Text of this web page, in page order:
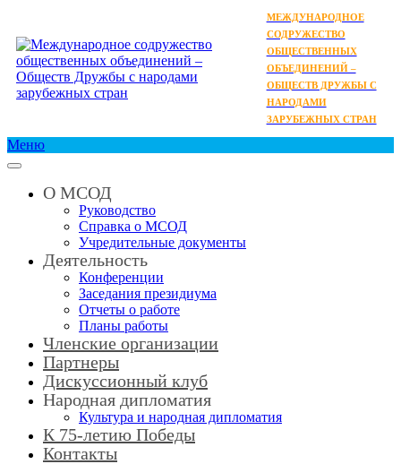
МЕЖДУНАРОДНОЕ
СОДРУЖЕСТВО
ОБЩЕСТВЕННЫХ
ОБЪЕДИНЕНИЙ –
ОБЩЕСТВ ДРУЖБЫ С
НАРОДАМИ
ЗАРУБЕЖНЫХ СТРАН
Меню
О МСОД
Руководство
Справка о МСОД
Учредительные документы
Деятельность
Конференции
Заседания президиума
Отчеты о работе
Планы работы
Членские организации
Партнеры
Дискуссионный клуб
Народная дипломатия
Культура и народная дипломатия
К 75-летию Победы
Контакты